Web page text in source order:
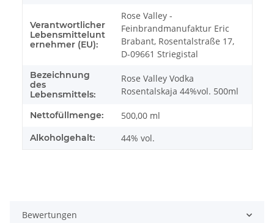
Verantwortlicher
Lebensmittelunt
ernehmer (EU):
Rose Valley -
Feinbrandmanufaktur Eric
Brabant, Rosentalstraße 17,
D-09661 Striegistal
Bezeichnung
des
Lebensmittels:
Rose Valley Vodka
Rosentalskaja 44%vol. 500ml
Nettofüllmenge: 500,00 ml
Alkoholgehalt: 44% vol.
Bewertungen